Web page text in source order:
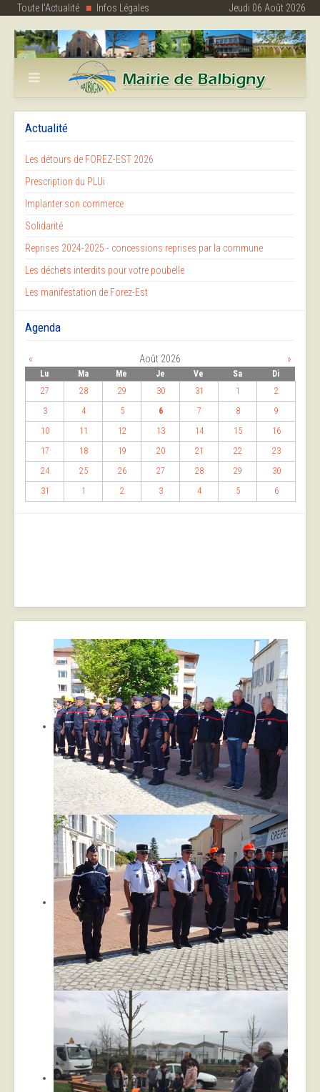
Toute l'Actualité Infos Légales Jeudi 06 Août 2026
Actualité
Les détours de FOREZ-EST 2026
Prescription du PLUi
Implanter son commerce
Solidarité
Reprises 2024-2025 - concessions reprises par la commune
Les déchets interdits pour votre poubelle
Les manifestation de Forez-Est
Agenda
« Août 2026 »
Lu Ma Me Je Ve Sa
Di
27
28 29 30 31 1
2
3
4 5 6 7 8
9
10
11 12 13 14 15
16
17
18 19 20 21 22
23
24
25 26 27 28 29
30
31
1 2 3 4 5 6